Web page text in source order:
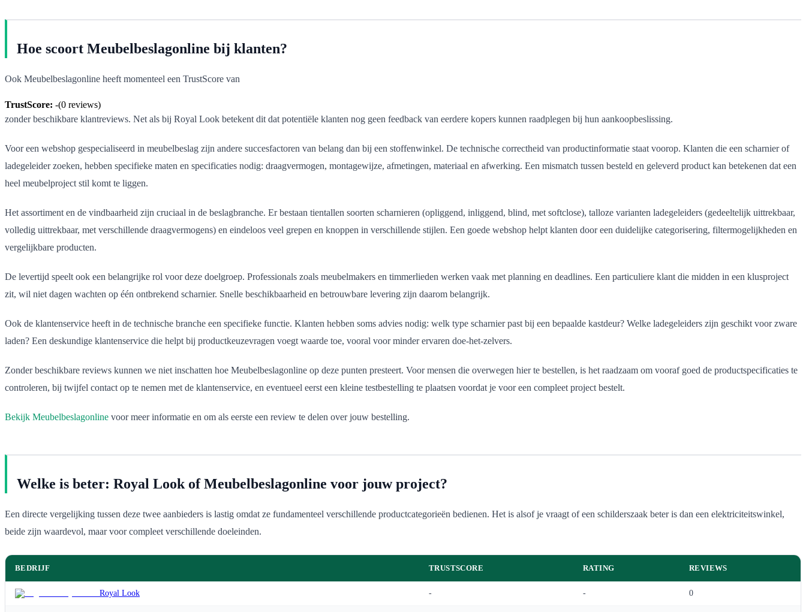
Hoe scoort Meubelbeslagonline bij klanten?
Ook Meubelbeslagonline heeft momenteel een TrustScore van
TrustScore: -(0 reviews)
zonder beschikbare klantreviews. Net als bij Royal Look betekent dit dat potentiële klanten nog geen feedback van eerdere kopers kunnen raadplegen bij hun aankoopbeslissing.
Voor een webshop gespecialiseerd in meubelbeslag zijn andere succesfactoren van belang dan bij een stoffenwinkel. De technische correctheid van productinformatie staat voorop. Klanten die een scharnier of
ladegeleider zoeken, hebben specifieke maten en specificaties nodig: draagvermogen, montagewijze, afmetingen, materiaal en afwerking. Een mismatch tussen besteld en geleverd product kan betekenen dat een
heel meubelproject stil komt te liggen.
Het assortiment en de vindbaarheid zijn cruciaal in de beslagbranche. Er bestaan tientallen soorten scharnieren (opliggend, inliggend, blind, met softclose), talloze varianten ladegeleiders (gedeeltelijk uittrekbaar,
volledig uittrekbaar, met verschillende draagvermogens) en eindeloos veel grepen en knoppen in verschillende stijlen. Een goede webshop helpt klanten door een duidelijke categorisering, filtermogelijkheden en
vergelijkbare producten.
De levertijd speelt ook een belangrijke rol voor deze doelgroep. Professionals zoals meubelmakers en timmerlieden werken vaak met planning en deadlines. Een particuliere klant die midden in een klusproject
zit, wil niet dagen wachten op één ontbrekend scharnier. Snelle beschikbaarheid en betrouwbare levering zijn daarom belangrijk.
Ook de klantenservice heeft in de technische branche een specifieke functie. Klanten hebben soms advies nodig: welk type scharnier past bij een bepaalde kastdeur? Welke ladegeleiders zijn geschikt voor zware
laden? Een deskundige klantenservice die helpt bij productkeuzevragen voegt waarde toe, vooral voor minder ervaren doe-het-zelvers.
Zonder beschikbare reviews kunnen we niet inschatten hoe Meubelbeslagonline op deze punten presteert. Voor mensen die overwegen hier te bestellen, is het raadzaam om vooraf goed de productspecificaties te
controleren, bij twijfel contact op te nemen met de klantenservice, en eventueel eerst een kleine testbestelling te plaatsen voordat je voor een compleet project bestelt.
Bekijk Meubelbeslagonline voor meer informatie en om als eerste een review te delen over jouw bestelling.
Welke is beter: Royal Look of Meubelbeslagonline voor jouw project?
Een directe vergelijking tussen deze twee aanbieders is lastig omdat ze fundamenteel verschillende productcategorieën bedienen. Het is alsof je vraagt of een schilderszaak beter is dan een elektriciteitswinkel,
beide zijn waardevol, maar voor compleet verschillende doeleinden.
BEDRIJF TRUSTSCORE RATING REVIEWS
Royal Look - - 0